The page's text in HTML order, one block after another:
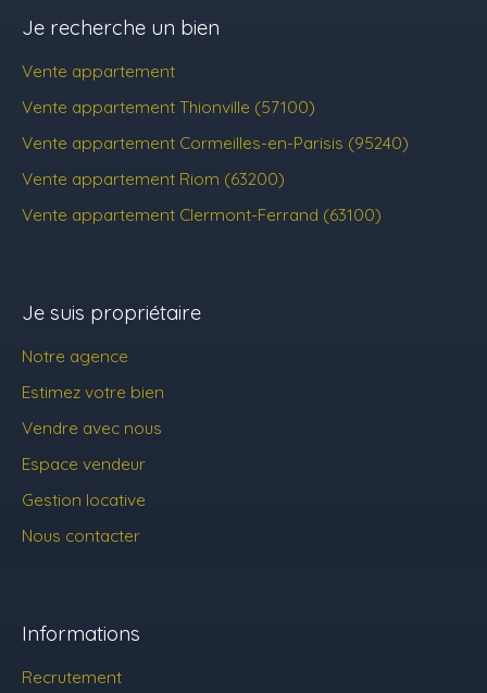
Je recherche un bien
Vente appartement
Vente appartement Thionville (57100)
Vente appartement Cormeilles-en-Parisis (95240)
Vente appartement Riom (63200)
Vente appartement Clermont-Ferrand (63100)
Je suis propriétaire
Notre agence
Estimez votre bien
Vendre avec nous
Espace vendeur
Gestion locative
Nous contacter
Informations
Recrutement